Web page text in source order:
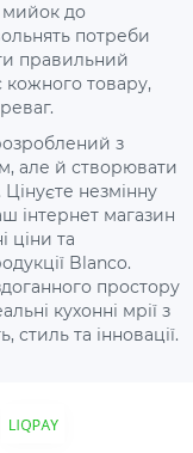
мийок до
потреби
правильний
товару,
з
але й створювати
незмінну
інтернет магазин
ціни та
Blanco.
простору
кухонні мрії з
стиль та інновації.